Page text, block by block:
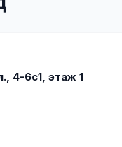
4-6с1, этаж 1